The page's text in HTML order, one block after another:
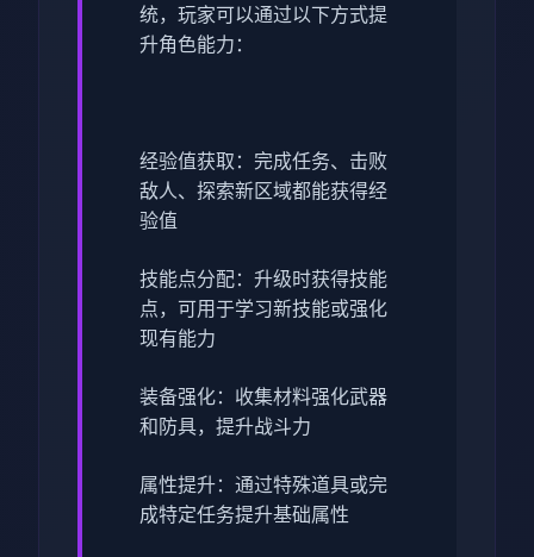
统，玩家可以通过以下方式提
升角色能力：
经验值获取：完成任务、击败
敌人、探索新区域都能获得经
验值
技能点分配：升级时获得技能
点，可用于学习新技能或强化
现有能力
装备强化：收集材料强化武器
和防具，提升战斗力
属性提升：通过特殊道具或完
成特定任务提升基础属性